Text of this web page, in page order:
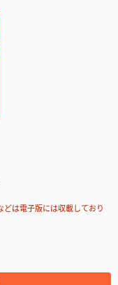
は電子版には収載しており